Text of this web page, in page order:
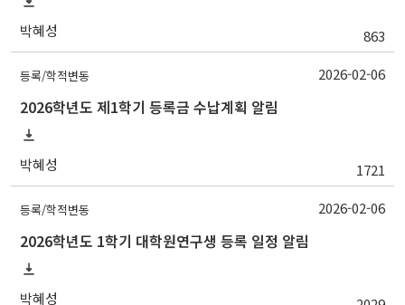
박혜성 863
등록/학적변동
2026학년도 제1학기 등록금 수납계획 알림
박혜성 1721
2026-02-06
등록/학적변동
2026학년도 1학기 대학원연구생 등록 일정 알림
박혜성
2026-02-06